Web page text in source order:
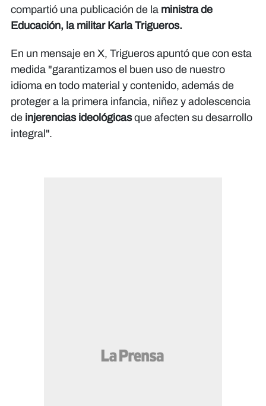
compartió una publicación de la ministra de
Educación, la militar Karla Trigueros.
En un mensaje en X, Trigueros apuntó que con esta
medida "garantizamos el buen uso de nuestro
idioma en todo material y contenido, además de
proteger a la primera infancia, niñez y adolescencia
de injerencias ideológicasque afecten su desarrollo
integral".